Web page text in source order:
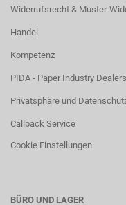
Widerrufsrecht & Muster-
Handel
Kompetenz
PIDA - Paper Industry
Privatsphäre und
Callback Service
Cookie Einstellungen
BÜRO UND LAGER